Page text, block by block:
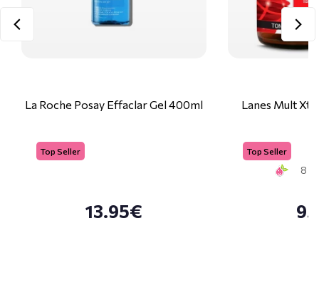
La Roche Posay Effaclar Gel 400ml
Top Seller
13.95€
Lanes Mult
Top Seller
8